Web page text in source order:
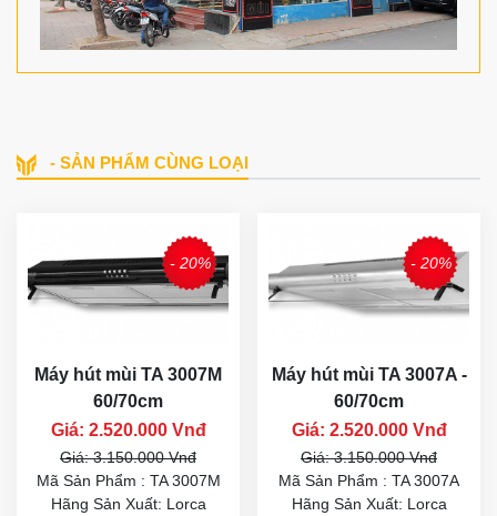
- SẢN PHẨM CÙNG LOẠI
- 20%
Máy hút mùi TA 3007M
60/70cm
Giá: 2.520.000 Vnđ
Giá: 3.150.000 Vnđ
Mã Sản Phẩm : TA 3007M
Hãng Sản Xuất: Lorca
- 20%
Máy hút mùi TA 3007A -
60/70cm
Giá: 2.520.000 Vnđ
Giá: 3.150.000 Vnđ
Mã Sản Phẩm : TA 3007A
Hãng Sản Xuất: Lorca